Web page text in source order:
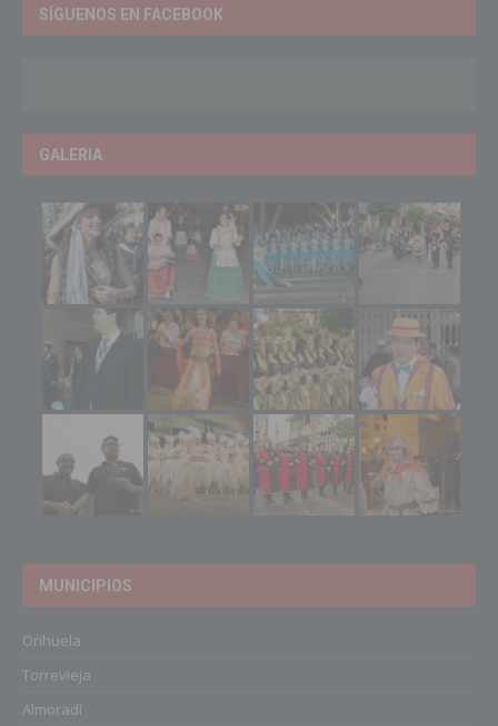
SÍGUENOS EN FACEBOOK
GALERIA
MUNICIPIOS
Orihuela
Torrevieja
Almoradí